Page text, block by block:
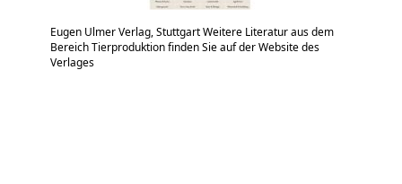
Eugen Ulmer Verlag, Stuttgart Weitere Literatur aus dem
Bereich Tierproduktion finden Sie auf der Website des
Verlages